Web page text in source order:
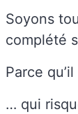
Soyons
complété
Parce
… qui